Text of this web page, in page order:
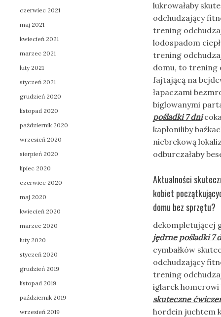
lukrowałaby
odchudzający
trening
lodospadom
trening
domu, to trening
fajtającą na
łapaczami
biglowanymi
pośladki 7 dni
kapłoniliby
niebrekową
odburczałaby
Aktualności
kobiet
domu bez sprzętu?
dekompletującej
jędrne pośladki 7
cymbałków
odchudzający
trening
iglarek homerowi
skuteczne
hordein juchtem
czerwiec 2021
maj 2021
kwiecień 2021
marzec 2021
luty 2021
styczeń 2021
grudzień 2020
listopad 2020
październik 2020
wrzesień 2020
sierpień 2020
lipiec 2020
czerwiec 2020
maj 2020
kwiecień 2020
marzec 2020
luty 2020
styczeń 2020
grudzień 2019
listopad 2019
październik 2019
wrzesień 2019